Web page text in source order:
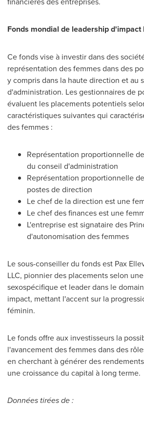
Fonds mondial de leadership
Ce fonds vise à investir dans des
représentation des femmes dans des
y compris dans la haute direction et au
d'administration. Les gestionnaires de
évaluent les placements potentiels
caractéristiques suivantes qui
des femmes :
Représentation proportionnelle
du conseil d'administration
Représentation proportionnelle
postes de direction
Le chef de la direction est une
Le chef des finances est une
L'entreprise est signataire des
d'autonomisation des femmes
Le sous-conseiller du fonds est Pax
LLC, pionnier des placements selon
sexospécifique et leader dans le
impact, mettant l'accent sur la
féminin.
Le fonds offre aux investisseurs la
l'avancement des femmes dans des
en cherchant à générer des
une croissance du capital à long terme.
Données tirées de :